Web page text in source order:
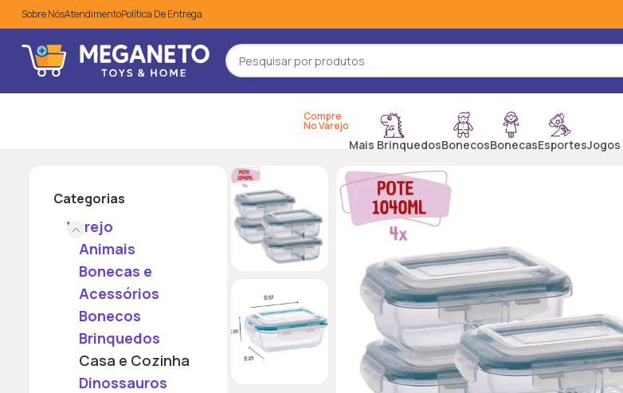
Sobre NósAtendimentoPolítica De Entrega
Compre
No Varejo
Mais BrinquedosBonecosBonecasEsportesJogos
Categorias
Varejo
Animais
Bonecas e
Acessórios
Bonecos
Brinquedos
Casa e Cozinha
Dinossauros